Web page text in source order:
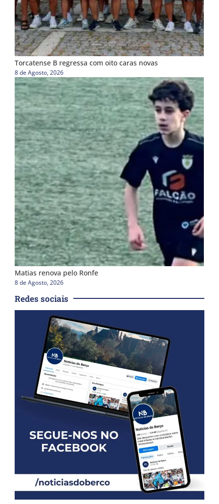
Torcatense B regressa com oito caras novas
8 de Agosto, 2026
Matias renova pelo Ronfe
8 de Agosto, 2026
Redes sociais